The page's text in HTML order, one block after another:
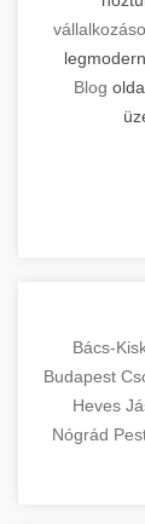
Blog
Bács-
Budapest
Heves
Nógrád